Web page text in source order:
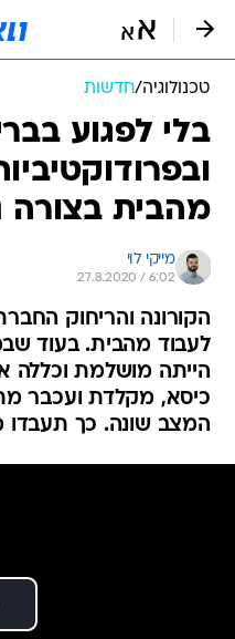
טכנולוגיה/חדשות
בלי לפגוע
מהבית בצורה
מייקי לוי
27.8.2020 / 6:02
הקורונה והריחוק
לעבוד מהבית. בעוד
הייתה מושלמת וכללה
כיסא, מקלדת ועכבר
המצב שונה. כך תעבדו